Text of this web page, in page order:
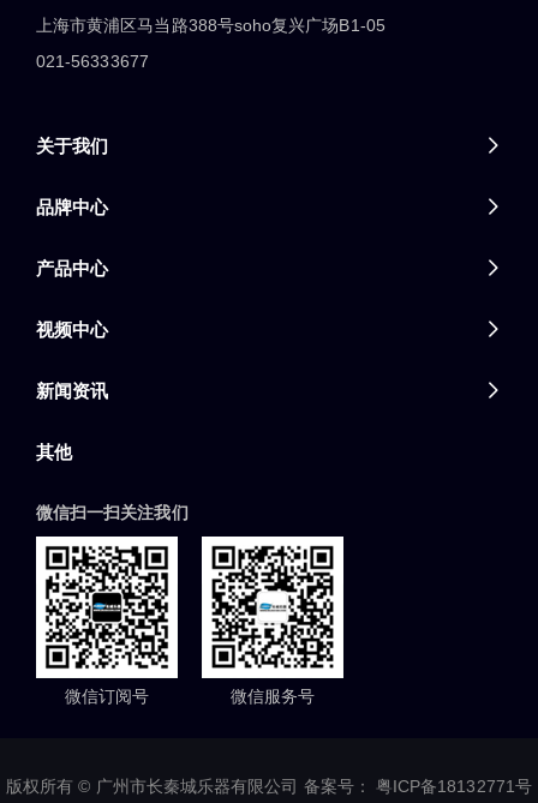
上海市黄浦区马当路388号soho复兴广场B1-05
021-56333677
关于我们 
品牌中心 
产品中心 
视频中心 
新闻资讯 
其他
微信扫一扫关注我们
微信订阅号 微信服务号
版权所有 © 广州市长秦城乐器有限公司 备案号： 粤ICP备18132771号